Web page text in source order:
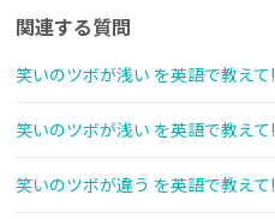
関連する質問
笑いのツボが浅い を英語で教えて!
笑いのツボが浅い を英語で教えて!
笑いのツボが違う を英語で教えて!